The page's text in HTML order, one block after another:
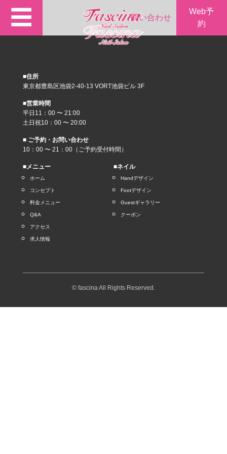
☰ 問い合わせ
Web予
約
■住所
東京都豊島区池袋2-40-13 VORT池袋ビル 3F
■営業時間
平日11：00 〜 21:00
土日祝10：00 〜 20:00
■ ご予約・お問い合わせ
10：00 〜 21：00（ご予約受付時間）
■メニュー
ホーム
コンセプト
料金メニュー
Q&A
アクセス
求人情報
■ネイル
Handデザイン
Footデザイン
Guestギャラリー
クーポン
© fascina All Rights Reserved.